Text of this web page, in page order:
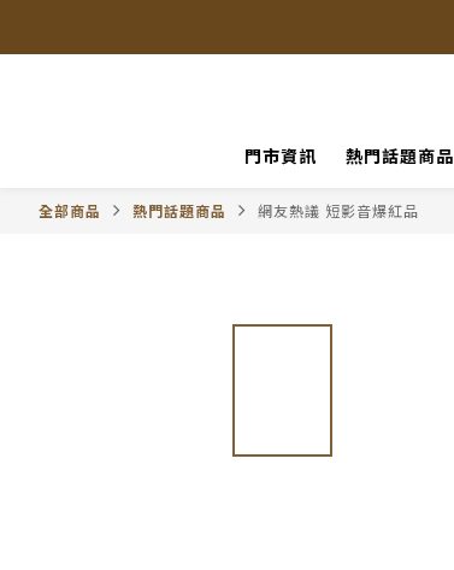
門市資訊 熱門話題商品
全部商品 熱門話題商品 網友熱議 短影音爆紅品